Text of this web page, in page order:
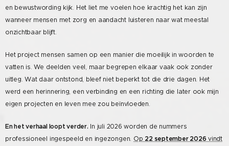
en bewustwording kijk. Het liet me voelen hoe krachtig het kan zijn
wanneer mensen met zorg en aandacht luisteren naar wat meestal
onzichtbaar blijft.
Het project mensen samen op een manier die moeilijk in woorden te
vatten is. We deelden veel, maar begrepen elkaar vaak ook zonder
uitleg. Wat daar ontstond, bleef niet beperkt tot die drie dagen. Het
werd een herinnering, een verbinding en een richting die later ook mijn
eigen projecten en leven mee zou beïnvloeden.
En het verhaal loopt verder. In juli 2026 worden de nummers
professioneel ingespeeld en ingezongen. Op 22 september 2026 vindt